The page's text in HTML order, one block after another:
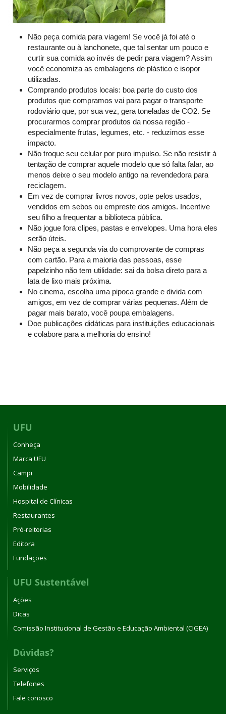
Não peça comida para viagem! Se você já foi até o
restaurante ou à lanchonete, que tal sentar um pouco e
curtir sua comida ao invés de pedir para viagem? Assim
você economiza as embalagens de plástico e isopor
utilizadas.
Comprando produtos locais: boa parte do custo dos
produtos que compramos vai para pagar o transporte
rodoviário que, por sua vez, gera toneladas de CO2. Se
procurarmos comprar produtos da nossa região -
especialmente frutas, legumes, etc. - reduzimos esse
impacto.
Não troque seu celular por puro impulso. Se não resistir à
tentação de comprar aquele modelo que só falta falar, ao
menos deixe o seu modelo antigo na revendedora para
reciclagem.
Em vez de comprar livros novos, opte pelos usados,
vendidos em sebos ou empreste dos amigos. Incentive
seu filho a frequentar a biblioteca pública.
Não jogue fora clipes, pastas e envelopes. Uma hora eles
serão úteis.
Não peça a segunda via do comprovante de compras
com cartão. Para a maioria das pessoas, esse
papelzinho não tem utilidade: sai da bolsa direto para a
lata de lixo mais próxima.
No cinema, escolha uma pipoca grande e divida com
amigos, em vez de comprar várias pequenas. Além de
pagar mais barato, você poupa embalagens.
Doe publicações didáticas para instituições educacionais
e colabore para a melhoria do ensino!
UFU
Conheça
Marca UFU
Campi
Mobilidade
Hospital de Clínicas
Restaurantes
Pró-reitorias
Editora
Fundações
UFU Sustentável
Ações
Dicas
Comissão Institucional de Gestão e Educação Ambiental (CIGEA)
Dúvidas?
Serviços
Telefones
Fale conosco